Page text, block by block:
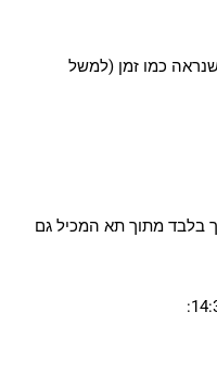
כמו זמן (למשל
בלבד מתוך תא המכיל גם